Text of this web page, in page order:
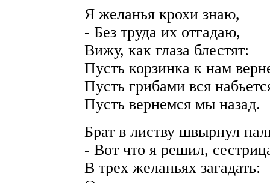
Я желанья крохи знаю,
- Без труда их отгадаю,
Вижу, как глаза блестят:
Пусть корзинка к нам
Пусть грибами вся
Пусть вернемся мы назад.
Брат в листву швырнул
- Вот что я решил,
В трех желаньях загадать: